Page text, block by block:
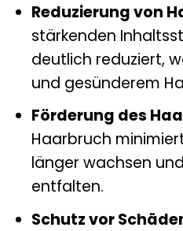
Reduzierung von
stärkenden
deutlich reduziert,
und gesünderem
Förderung des
Haarbruch
länger wachsen
entfalten.
Schutz vor